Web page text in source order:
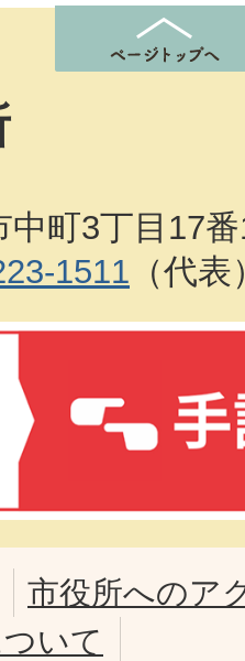
中町3丁目17
1511 （代表
市役所へのア
いて